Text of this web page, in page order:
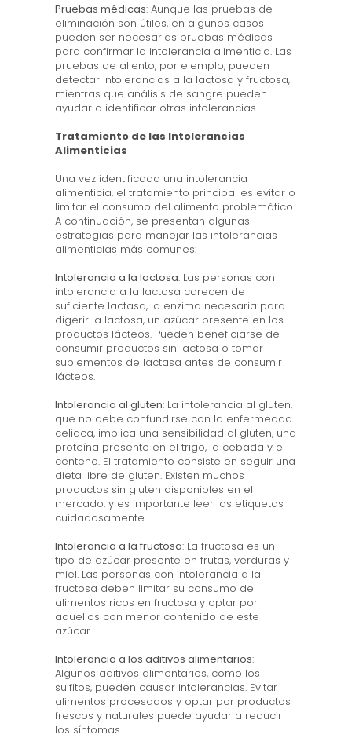
Pruebas médicas: Aunque las pruebas de
eliminación son útiles, en algunos casos
pueden ser necesarias pruebas médicas
para confirmar la intolerancia alimenticia. Las
pruebas de aliento, por ejemplo, pueden
detectar intolerancias a la lactosa y fructosa,
mientras que análisis de sangre pueden
ayudar a identificar otras intolerancias.
Tratamiento de las Intolerancias
Alimenticias
Una vez identificada una intolerancia
alimenticia, el tratamiento principal es evitar o
limitar el consumo del alimento problemático.
A continuación, se presentan algunas
estrategias para manejar las intolerancias
alimenticias más comunes:
Intolerancia a la lactosa: Las personas con
intolerancia a la lactosa carecen de
suficiente lactasa, la enzima necesaria para
digerir la lactosa, un azúcar presente en los
productos lácteos. Pueden beneficiarse de
consumir productos sin lactosa o tomar
suplementos de lactasa antes de consumir
lácteos.
Intolerancia al gluten: La intolerancia al gluten,
que no debe confundirse con la enfermedad
celíaca, implica una sensibilidad al gluten, una
proteína presente en el trigo, la cebada y el
centeno. El tratamiento consiste en seguir una
dieta libre de gluten. Existen muchos
productos sin gluten disponibles en el
mercado, y es importante leer las etiquetas
cuidadosamente.
Intolerancia a la fructosa: La fructosa es un
tipo de azúcar presente en frutas, verduras y
miel. Las personas con intolerancia a la
fructosa deben limitar su consumo de
alimentos ricos en fructosa y optar por
aquellos con menor contenido de este
azúcar.
Intolerancia a los aditivos alimentarios:
Algunos aditivos alimentarios, como los
sulfitos, pueden causar intolerancias. Evitar
alimentos procesados y optar por productos
frescos y naturales puede ayudar a reducir
los síntomas.